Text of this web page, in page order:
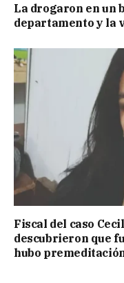
La drogaron en un
departamento y la
Fiscal del caso
descubrieron que
hubo